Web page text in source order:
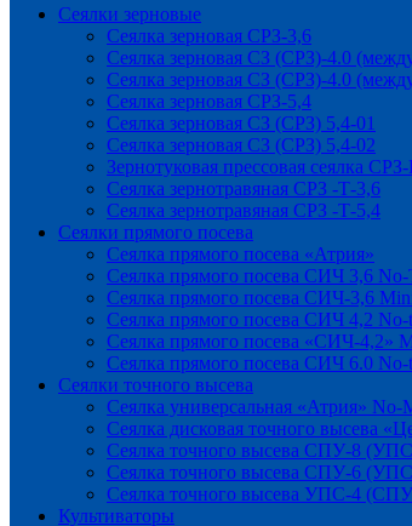
Сеялки зерновые
Сеялка зерновая СРЗ-3,6
Сеялка зерновая СЗ (СРЗ)-4.0
Сеялка зерновая СЗ (СРЗ)-4.0
Сеялка зерновая СРЗ-5,4
Сеялка зерновая СЗ (СРЗ) 5,4-01
Сеялка зерновая СЗ (СРЗ) 5,4-02
Зернотуковая прессовая сеялка
Сеялка зернотравяная СРЗ -Т-3,6
Сеялка зернотравяная СРЗ -Т-5,4
Сеялки прямого посева
Сеялка прямого посева «Атрия»
Сеялка прямого посева СИЧ 3,6
Сеялка прямого посева СИЧ-3,6
Сеялка прямого посева СИЧ 4,2
Сеялка прямого посева «СИЧ-4,2»
Сеялка прямого посева СИЧ 6.0
Сеялки точного высева
Сеялка универсальная «Атрия»
Сеялка дисковая точного высева
Сеялка точного высева СПУ-8
Сеялка точного высева СПУ-6
Сеялка точного высева УПС-4
Культиваторы